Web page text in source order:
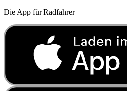
Die App für Radfahrer